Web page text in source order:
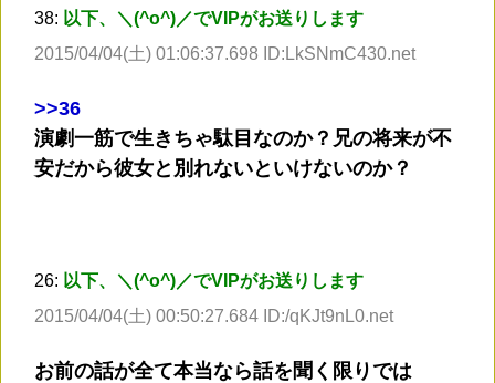
38: 以下、＼(^o^)／でVIPがお送りします
2015/04/04(土) 01:06:37.698 ID:LkSNmC430.net
>>36
演劇一筋で生きちゃ駄目なのか？兄の将来が不
安だから彼女と別れないといけないのか？
26: 以下、＼(^o^)／でVIPがお送りします
2015/04/04(土) 00:50:27.684 ID:/qKJt9nL0.net
お前の話が全て本当なら話を聞く限りでは